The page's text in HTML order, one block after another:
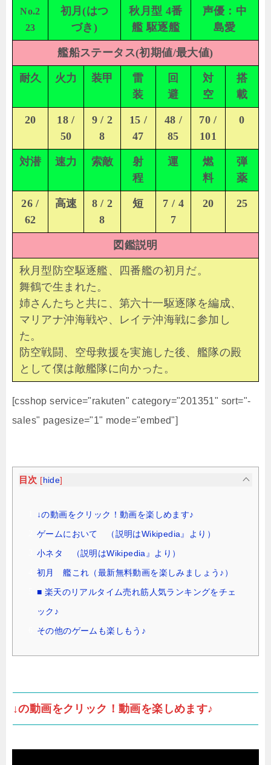
No.2
23
初月(はつ
づき)
秋月型 4番
艦 駆逐艦
声優：中
島愛
艦船ステータス(初期値/最大値)
耐久 火力 装甲
雷
装
回
避
対
空
搭
載
20
18 /
50
9 / 2
8
15 /
47
48 /
85
70 /
101
0
対潜 速力 索敵
射
程
運
燃
料
弾
薬
26 /
62
高速
8 / 2
8
短
7 / 4
7
20 25
図鑑説明
秋月型防空駆逐艦、四番艦の初月だ。
舞鶴で生まれた。
姉さんたちと共に、第六十一駆逐隊を編成、
マリアナ沖海戦や、レイテ沖海戦に参加し
た。
防空戦闘、空母救援を実施した後、艦隊の殿
として僕は敵艦隊に向かった。
[csshop service="rakuten" category="201351" sort="-
sales" pagesize="1" mode="embed"]
目次 [ hide]
↓の動画をクリック！動画を楽しめます♪
ゲームにおいて （説明はWikipedia』より）
小ネタ （説明はWikipedia』より）
初月 艦これ（最新無料動画を楽しみましょう♪）
■ 楽天のリアルタイム売れ筋人気ランキングをチェ
ック♪
その他のゲームも楽しもう♪
↓の動画をクリック！動画を楽しめます♪